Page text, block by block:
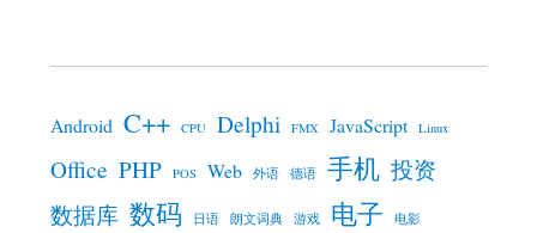
Android C++ CPU Delphi FMX JavaScript Linux
Office PHP POS Web 外语 德语 手机 投资
数据库 数码 日语 朗文词典 游戏 电子 电影